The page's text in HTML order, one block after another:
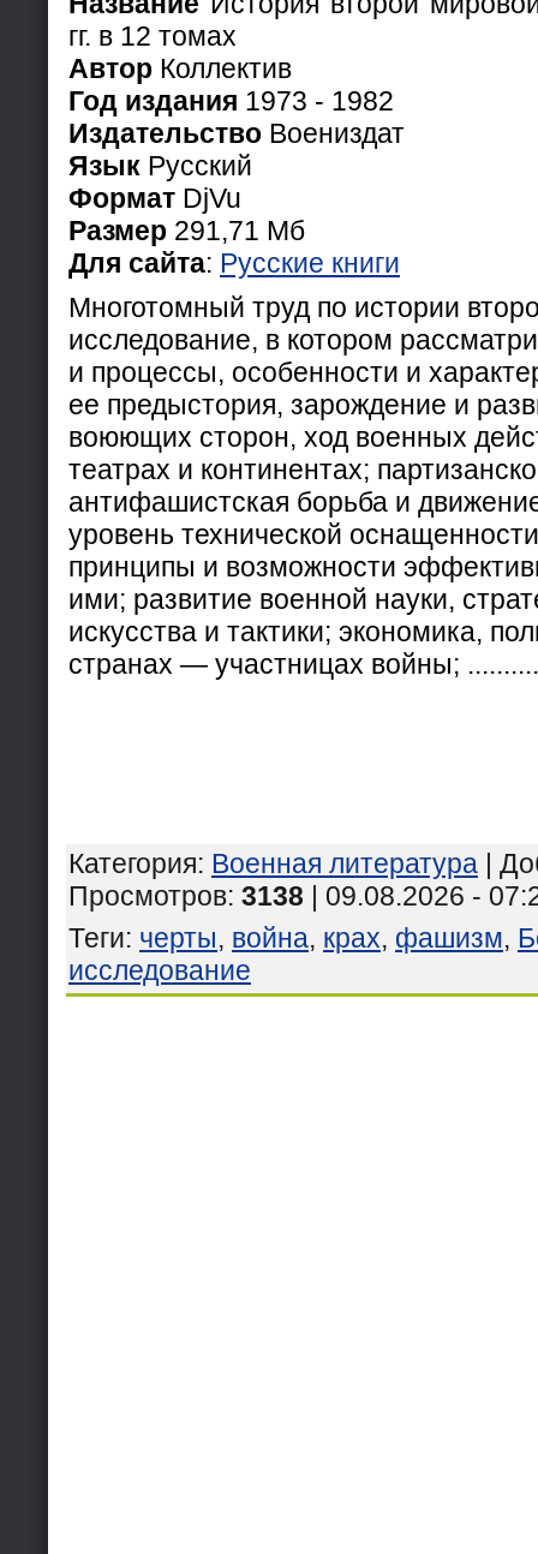
гг. в 12 томах
Автор Коллектив
Год издания 1973 - 1982
Издательство Воениздат
Язык Русский
Формат DjVu
Размер 291,71 Мб
Для сайта: Русские книги
Многотомный труд по истории
исследование, в котором
и процессы, особенности и
ее предыстория, зарождение и
воюющих сторон, ход военных
театрах и континентах;
антифашистская борьба и
уровень технической
принципы и возможности
ими; развитие военной науки,
искусства и тактики; экономика,
странах — участницах войны;
Категория: Военная литература |
Просмотров: 3138 | 09.08.2026 -
Теги: черты, война, крах, фашизм,
исследование